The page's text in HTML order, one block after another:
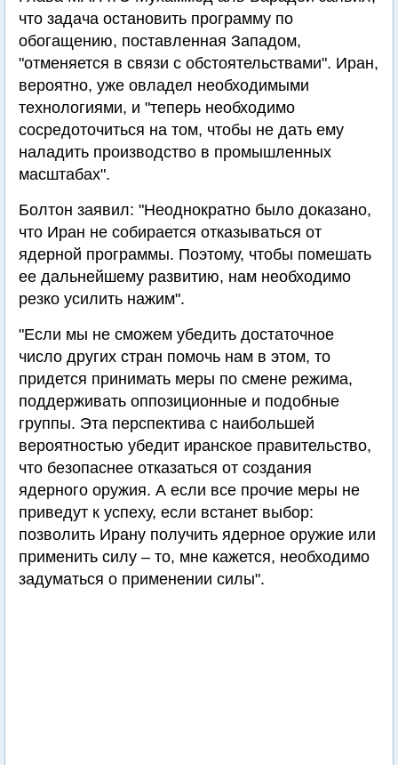
что задача остановить программу по
обогащению, поставленная Западом,
"отменяется в связи с обстоятельствами". Иран,
вероятно, уже овладел необходимыми
технологиями, и "теперь необходимо
сосредоточиться на том, чтобы не дать ему
наладить производство в промышленных
масштабах".
Болтон заявил: "Неоднократно было доказано,
что Иран не собирается отказываться от
ядерной программы. Поэтому, чтобы помешать
ее дальнейшему развитию, нам необходимо
резко усилить нажим".
"Если мы не сможем убедить достаточное
число других стран помочь нам в этом, то
придется принимать меры по смене режима,
поддерживать оппозиционные и подобные
группы. Эта перспектива с наибольшей
вероятностью убедит иранское правительство,
что безопаснее отказаться от создания
ядерного оружия. А если все прочие меры не
приведут к успеху, если встанет выбор:
позволить Ирану получить ядерное оружие или
применить силу – то, мне кажется, необходимо
задуматься о применении силы".